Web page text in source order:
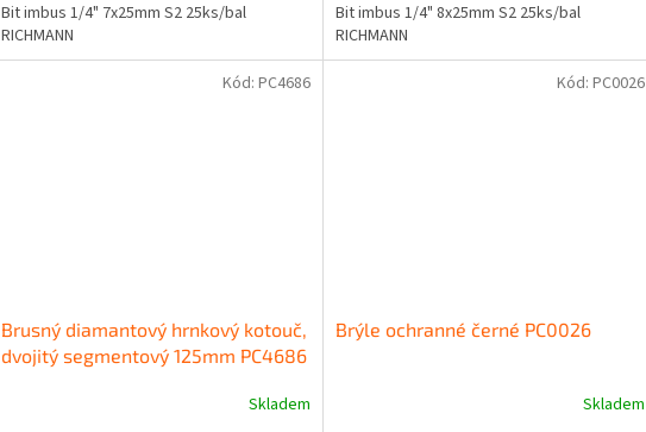
Bit imbus 1/4" 7x25mm S2 25ks/bal
RICHMANN
Bit imbus 1/4" 8x25mm S2 25ks/bal
RICHMANN
Brusný diamantový hrnkový kotouč,
dvojitý segmentový 125mm PC4686
Skladem
Kód: PC4686
Brýle ochranné černé PC0026
Skladem
Kód: PC0026